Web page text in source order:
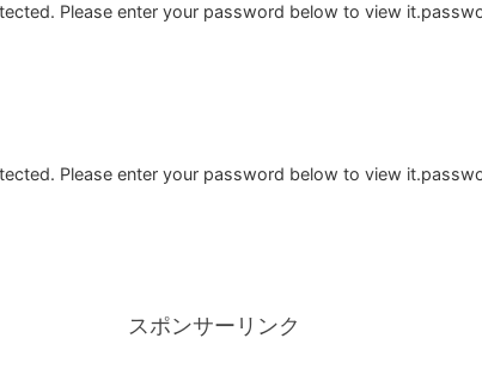
Please enter your password below to view
Please enter your password below to view
スポンサーリンク